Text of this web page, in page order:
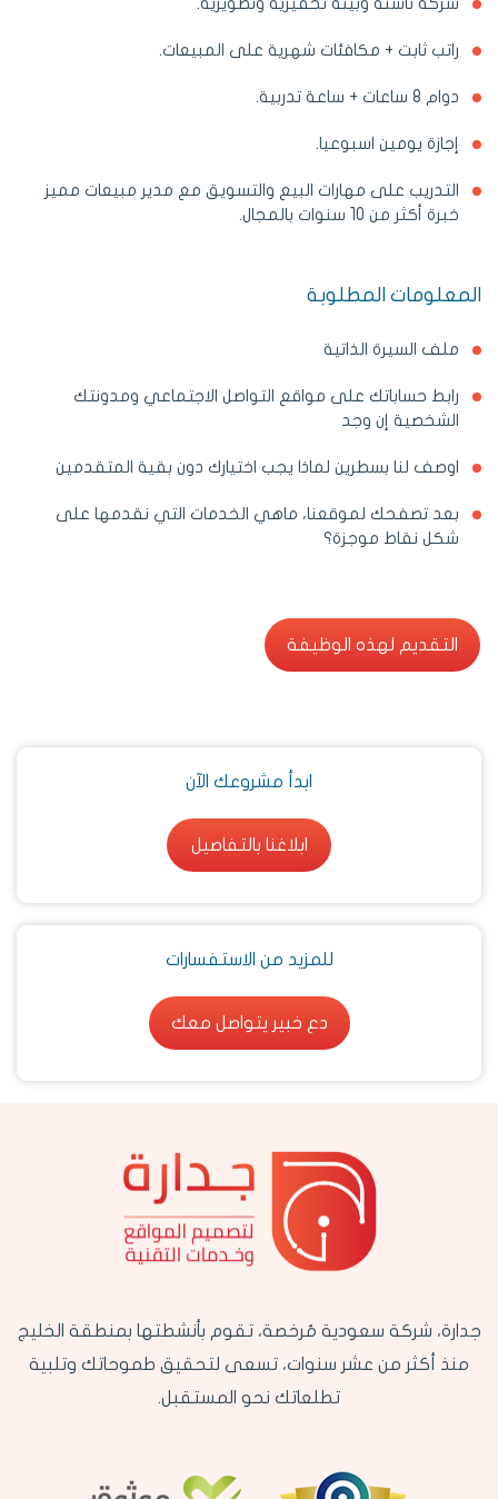
راتب ثابت + مكافئات شهرية على المبيعات.
دوام 8 ساعات + ساعة تدربية.
إجازة يومين اسبوعيا.
التدريب على مهارات البيع والتسويق مع مدير مبيعات مميز
خبرة أكثر من 10 سنوات بالمجال.
المعلومات المطلوبة
ملف السيرة الذاتية
رابط حساباتك على مواقع التواصل الاجتماعي ومدونتك
الشخصية إن وجد
اوصف لنا بسطرين لماذا يجب اختيارك دون بقية المتقدمين
بعد تصفحك لموقعنا، ماهي الخدمات التي نقدمها على
شكل نقاط موجزة؟
التقديم لهذه الوظيفة
التقديم لهذه الوظيفة
ابدأ مشروعك الآن
ابلاغنا بالتفاصيل
ابلاغنا بالتفاصيل
للمزيد من الاستفسارات
دع خبير يتواصل معك
دع خبير يتواصل معك
جدارة، شركة سعودية مُرخصة، تقوم بأنشطتها بمنطقة الخليج
منذ أكثر من عشر سنوات، تسعى لتحقيق طموحاتك وتلبية
تطلعاتك نحو المستقبل.